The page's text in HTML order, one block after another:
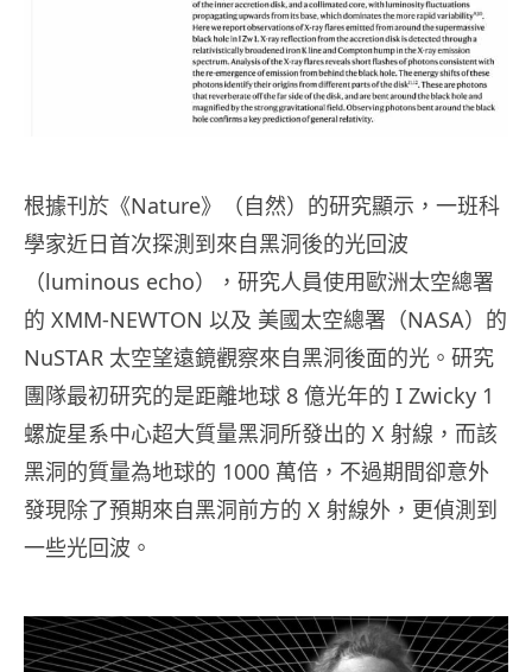
根據刊於《Nature》（自然）的研究顯示，一班科
學家近日首次探測到來自黑洞​​後的光回波
（luminous echo），研究人員使用歐洲太空總署
的 XMM-NEWTON 以及 美國太空總署（NASA）的
NuSTAR 太空望遠鏡觀察來自黑洞後面的光。研究
團隊最初研究的是距離地球 8 億光年的 I Zwicky 1
螺旋星系中心超大質量黑洞所發出的 X 射線，而該
黑洞的質量為地球的 1000 萬倍，不過期間卻意外
發現除了預期來自黑洞前方的 X 射線外，更偵測到
一些光回波。